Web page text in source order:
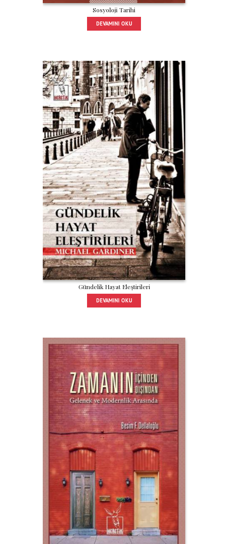
Sosyoloji Tarihi
DEVAMINI OKU
Gündelik Hayat Eleştirileri
DEVAMINI OKU